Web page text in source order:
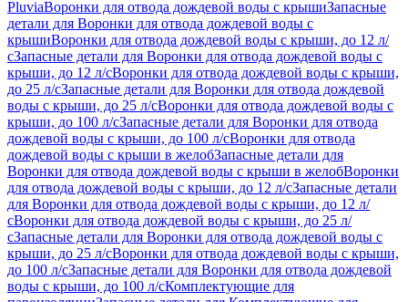
PluviaВоронки для отвода дождевой воды с крышиЗапасные
детали для Воронки для отвода дождевой воды с
крышиВоронки для отвода дождевой воды с крыши, до 12 л/
сЗапасные детали для Воронки для отвода дождевой воды с
крыши, до 12 л/сВоронки для отвода дождевой воды с крыши,
до 25 л/сЗапасные детали для Воронки для отвода дождевой
воды с крыши, до 25 л/сВоронки для отвода дождевой воды с
крыши, до 100 л/сЗапасные детали для Воронки для отвода
дождевой воды с крыши, до 100 л/сВоронки для отвода
дождевой воды с крыши в желобЗапасные детали для
Воронки для отвода дождевой воды с крыши в желобВоронки
для отвода дождевой воды с крыши, до 12 л/сЗапасные детали
для Воронки для отвода дождевой воды с крыши, до 12 л/
сВоронки для отвода дождевой воды с крыши, до 25 л/
сЗапасные детали для Воронки для отвода дождевой воды с
крыши, до 25 л/сВоронки для отвода дождевой воды с крыши,
до 100 л/сЗапасные детали для Воронки для отвода дождевой
воды с крыши, до 100 л/сКомплектующие для